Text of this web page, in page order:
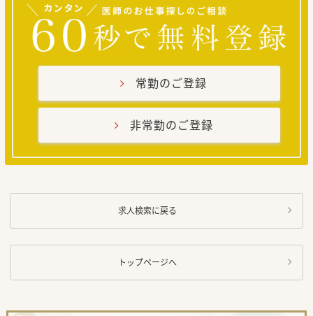
常勤のご登録
非常勤のご登録
求人検索に戻る
トップページへ